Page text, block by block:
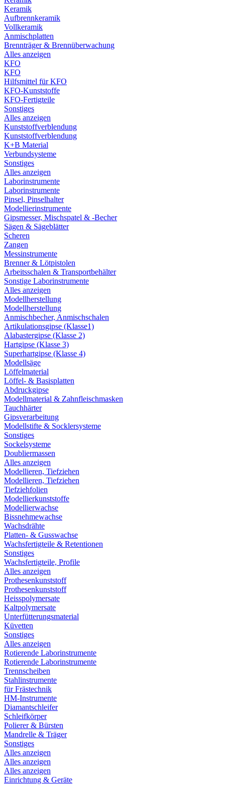
Keramik
Aufbrennkeramik
Vollkeramik
Anmischplatten
Brennträger & Brennüberwachung
Alles anzeigen
KFO
KFO
Hilfsmittel für KFO
KFO-Kunststoffe
KFO-Fertigteile
Sonstiges
Alles anzeigen
Kunststoffverblendung
Kunststoffverblendung
K+B Material
Verbundsysteme
Sonstiges
Alles anzeigen
Laborinstrumente
Laborinstrumente
Pinsel, Pinselhalter
Modellierinstrumente
Gipsmesser, Mischspatel & -Becher
Sägen & Sägeblätter
Scheren
Zangen
Messinstrumente
Brenner & Lötpistolen
Arbeitsschalen & Transportbehälter
Sonstige Laborinstrumente
Alles anzeigen
Modellherstellung
Modellherstellung
Anmischbecher, Anmischschalen
Artikulationsgipse (Klasse1)
Alabastergipse (Klasse 2)
Hartgipse (Klasse 3)
Superhartgipse (Klasse 4)
Modellsäge
Löffelmaterial
Löffel- & Basisplatten
Abdruckgipse
Modellmaterial & Zahnfleischmasken
Tauchhärter
Gipsverarbeitung
Modellstifte & Socklersysteme
Sonstiges
Sockelsysteme
Doubliermassen
Alles anzeigen
Modellieren, Tiefziehen
Modellieren, Tiefziehen
Tiefziehfolien
Modellierkunststoffe
Modellierwachse
Bissnehmewachse
Wachsdrähte
Platten- & Gusswachse
Wachsfertigteile & Retentionen
Sonstiges
Wachsfertigteile, Profile
Alles anzeigen
Prothesenkunststoff
Prothesenkunststoff
Heisspolymersate
Kaltpolymersate
Unterfütterungsmaterial
Küvetten
Sonstiges
Alles anzeigen
Rotierende Laborinstrumente
Rotierende Laborinstrumente
Trennscheiben
Stahlinstrumente
für Frästechnik
HM-Instrumente
Diamantschleifer
Schleifkörper
Polierer & Bürsten
Mandrelle & Träger
Sonstiges
Alles anzeigen
Alles anzeigen
Alles anzeigen
Einrichtung & Geräte